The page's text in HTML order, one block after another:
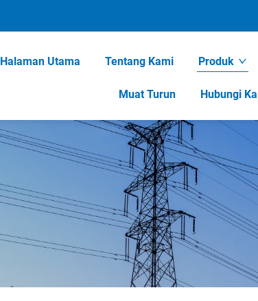
Halaman Utama Tentang Kami Produk
Muat Turun Hubungi